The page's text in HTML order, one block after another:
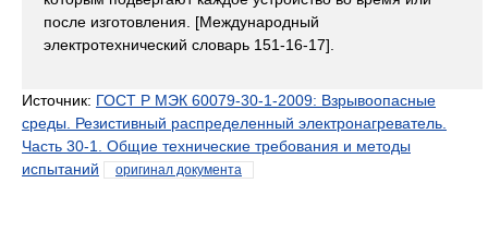
после изготовления. [Международный
электротехнический словарь 151-16-17].
Источник: ГОСТ Р МЭК 60079-30-1-2009: Взрывоопасные
среды. Резистивный распределенный электронагреватель.
Часть 30-1. Общие технические требования и методы
испытаний
оригинал документа